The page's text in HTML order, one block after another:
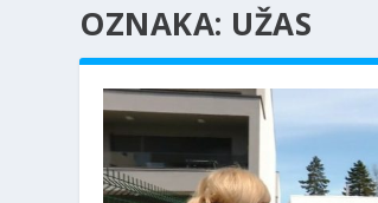
OZNAKA: UŽAS